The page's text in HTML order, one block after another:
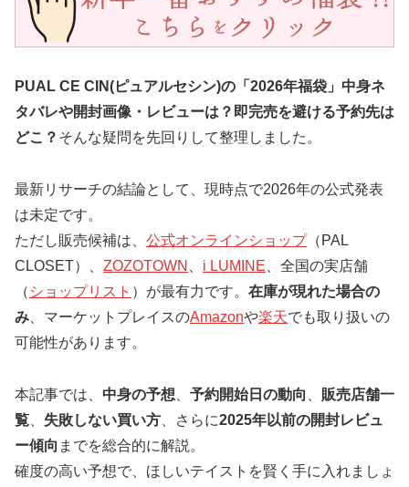
PUAL CE CIN(ピュアルセシン)の「2026年福袋」中身ネ
タバレや開封画像・レビューは？即完売を避ける予約先は
どこ？ そんな疑問を先回りして整理しました。
最新リサーチの結論として、現時点で2026年の公式発表
は未定です。
ただし販売候補は、 公式オンラインショップ（PAL
CLOSET）、 ZOZOTOWN i LUMINE 、全国の実店舗
（ ショップリスト ）が最有力です。 在庫が現れた場合の
み 、マーケットプレイスのAmazonや楽天でも取り扱いの
可能性があります。
本記事では、 中身の予想 予約開始日の動向
販売店舗一
覧
失敗しない買い方 、さらに2025年以前の開封レビュ
ー傾向 までを総合的に解説。
確度の高い予想で、ほしいテイストを賢く手に入れましょ